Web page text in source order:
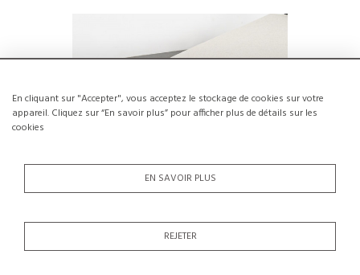
En cliquant sur "Accepter", vous acceptez le stockage de cookies sur votre
appareil. Cliquez sur “En savoir plus” pour afficher plus de détails sur les
cookies
EN SAVOIR PLUS
REJETER
Lit de jour par Jacques Hitier, Mobilor